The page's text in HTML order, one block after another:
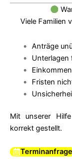
Viele Familien
Anträge
Unterlagen
Fristen
Mit unserer
korrekt gestellt.
Terminanfrage